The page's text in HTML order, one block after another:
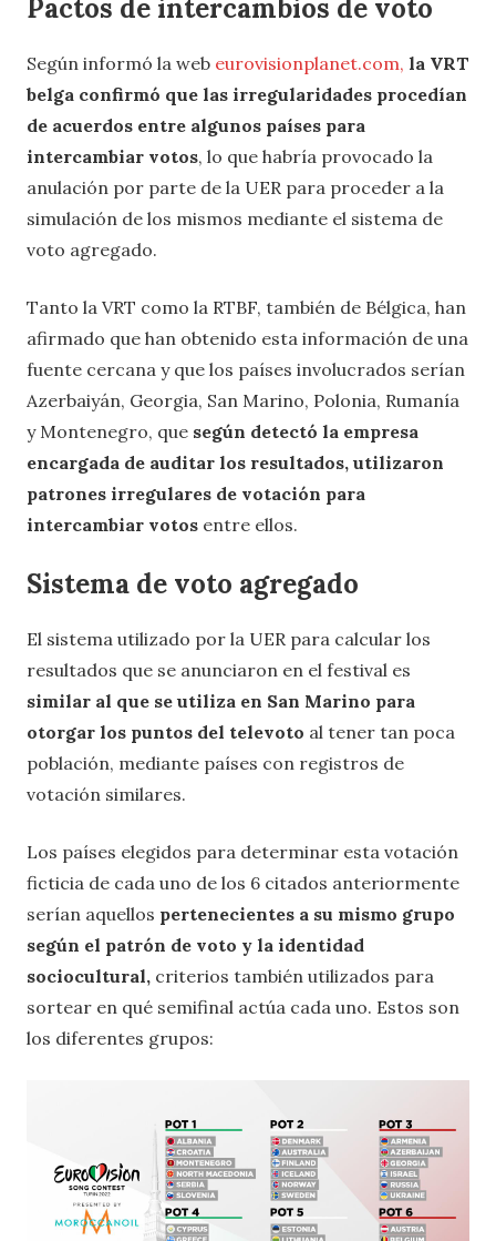
Pactos de intercambios de voto
Según informó la web eurovisionplanet.com, la VRT
belga confirmó que las irregularidades procedían
de acuerdos entre algunos países para
intercambiar votos, lo que habría provocado la
anulación por parte de la UER para proceder a la
simulación de los mismos mediante el sistema de
voto agregado.
Tanto la VRT como la RTBF, también de Bélgica, han
afirmado que han obtenido esta información de una
fuente cercana y que los países involucrados serían
Azerbaiyán, Georgia, San Marino, Polonia, Rumanía
y Montenegro, que según detectó la empresa
encargada de auditar los resultados, utilizaron
patrones irregulares de votación para
intercambiar votos entre ellos.
Sistema de voto agregado
El sistema utilizado por la UER para calcular los
resultados que se anunciaron en el festival es
similar al que se utiliza en San Marino para
otorgar los puntos del televoto al tener tan poca
población, mediante países con registros de
votación similares.
Los países elegidos para determinar esta votación
ficticia de cada uno de los 6 citados anteriormente
serían aquellos pertenecientes a su mismo grupo
según el patrón de voto y la identidad
sociocultural, criterios también utilizados para
sortear en qué semifinal actúa cada uno. Estos son
los diferentes grupos: